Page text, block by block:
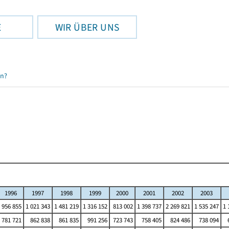
WIR ÜBER UNS
1996 1997 1998 1999 2000 2001 2002
2003
956 855 1 021 343 1 481 219 1 316 152 813 002 1 398 737 2 269 821 1 535 247 1
781 721 862 838 861 835 991 256 723 743 758 405 824 486 738 094